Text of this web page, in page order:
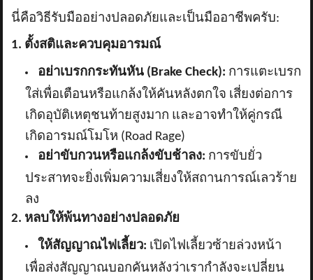
นี่คือวิธีรับมืออย่างปลอดภัยและเป็นมืออาชีพครับ:
1. ตั้งสติและควบคุมอารมณ์
อย่าเบรกกระทันหัน (Brake Check): การแตะเบรก
ใส่เพื่อเตือนหรือแกล้งให้คันหลังตกใจ เสี่ยงต่อการ
เกิดอุบัติเหตุชนท้ายสูงมาก และอาจทำให้คู่กรณี
เกิดอารมณ์โมโห (Road Rage)
อย่าขับกวนหรือแกล้งขับช้าลง: การขับยั่ว
ประสาทจะยิ่งเพิ่มความเสี่ยงให้สถานการณ์เลวร้าย
ลง
2. หลบให้พ้นทางอย่างปลอดภัย
ให้สัญญาณไฟเลี้ยว: เปิดไฟเลี้ยวซ้ายล่วงหน้า
เพื่อส่งสัญญาณบอกคันหลังว่าเรากำลังจะเปลี่ยน